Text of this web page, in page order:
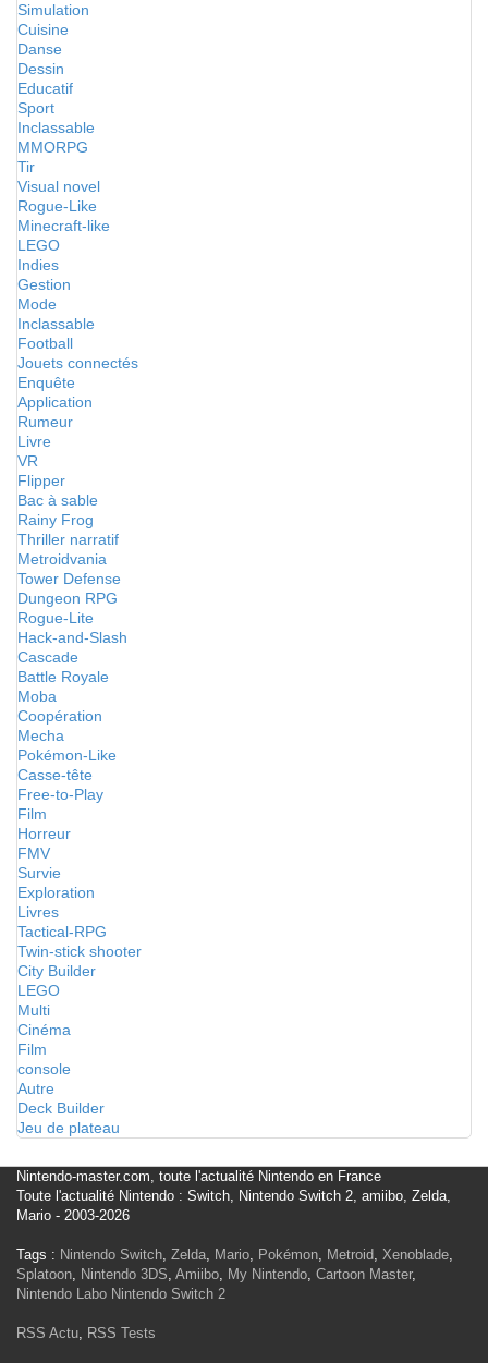
Simulation
Cuisine
Danse
Dessin
Educatif
Sport
Inclassable
MMORPG
Tir
Visual novel
Rogue-Like
Minecraft-like
LEGO
Indies
Gestion
Mode
Inclassable
Football
Jouets connectés
Enquête
Application
Rumeur
Livre
VR
Flipper
Bac à sable
Rainy Frog
Thriller narratif
Metroidvania
Tower Defense
Dungeon RPG
Rogue-Lite
Hack-and-Slash
Cascade
Battle Royale
Moba
Coopération
Mecha
Pokémon-Like
Casse-tête
Free-to-Play
Film
Horreur
FMV
Survie
Exploration
Livres
Tactical-RPG
Twin-stick shooter
City Builder
LEGO
Multi
Cinéma
Film
console
Autre
Deck Builder
Jeu de plateau
Nintendo-master.com, toute l'actualité Nintendo en France
Toute l'actualité Nintendo : Switch, Nintendo Switch 2, amiibo, Zelda,
Mario - 2003-2026
Tags : Nintendo Switch, Zelda, Mario, Pokémon, Metroid, Xenoblade,
Splatoon, Nintendo 3DS, Amiibo, My Nintendo, Cartoon Master,
Nintendo Labo Nintendo Switch 2
RSS Actu, RSS Tests